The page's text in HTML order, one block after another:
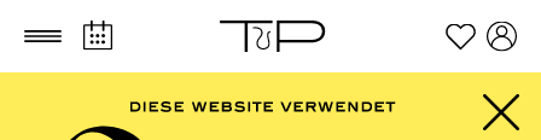
Zum Hauptinhalt springen Zum Footer springen
PHILHARMONIE